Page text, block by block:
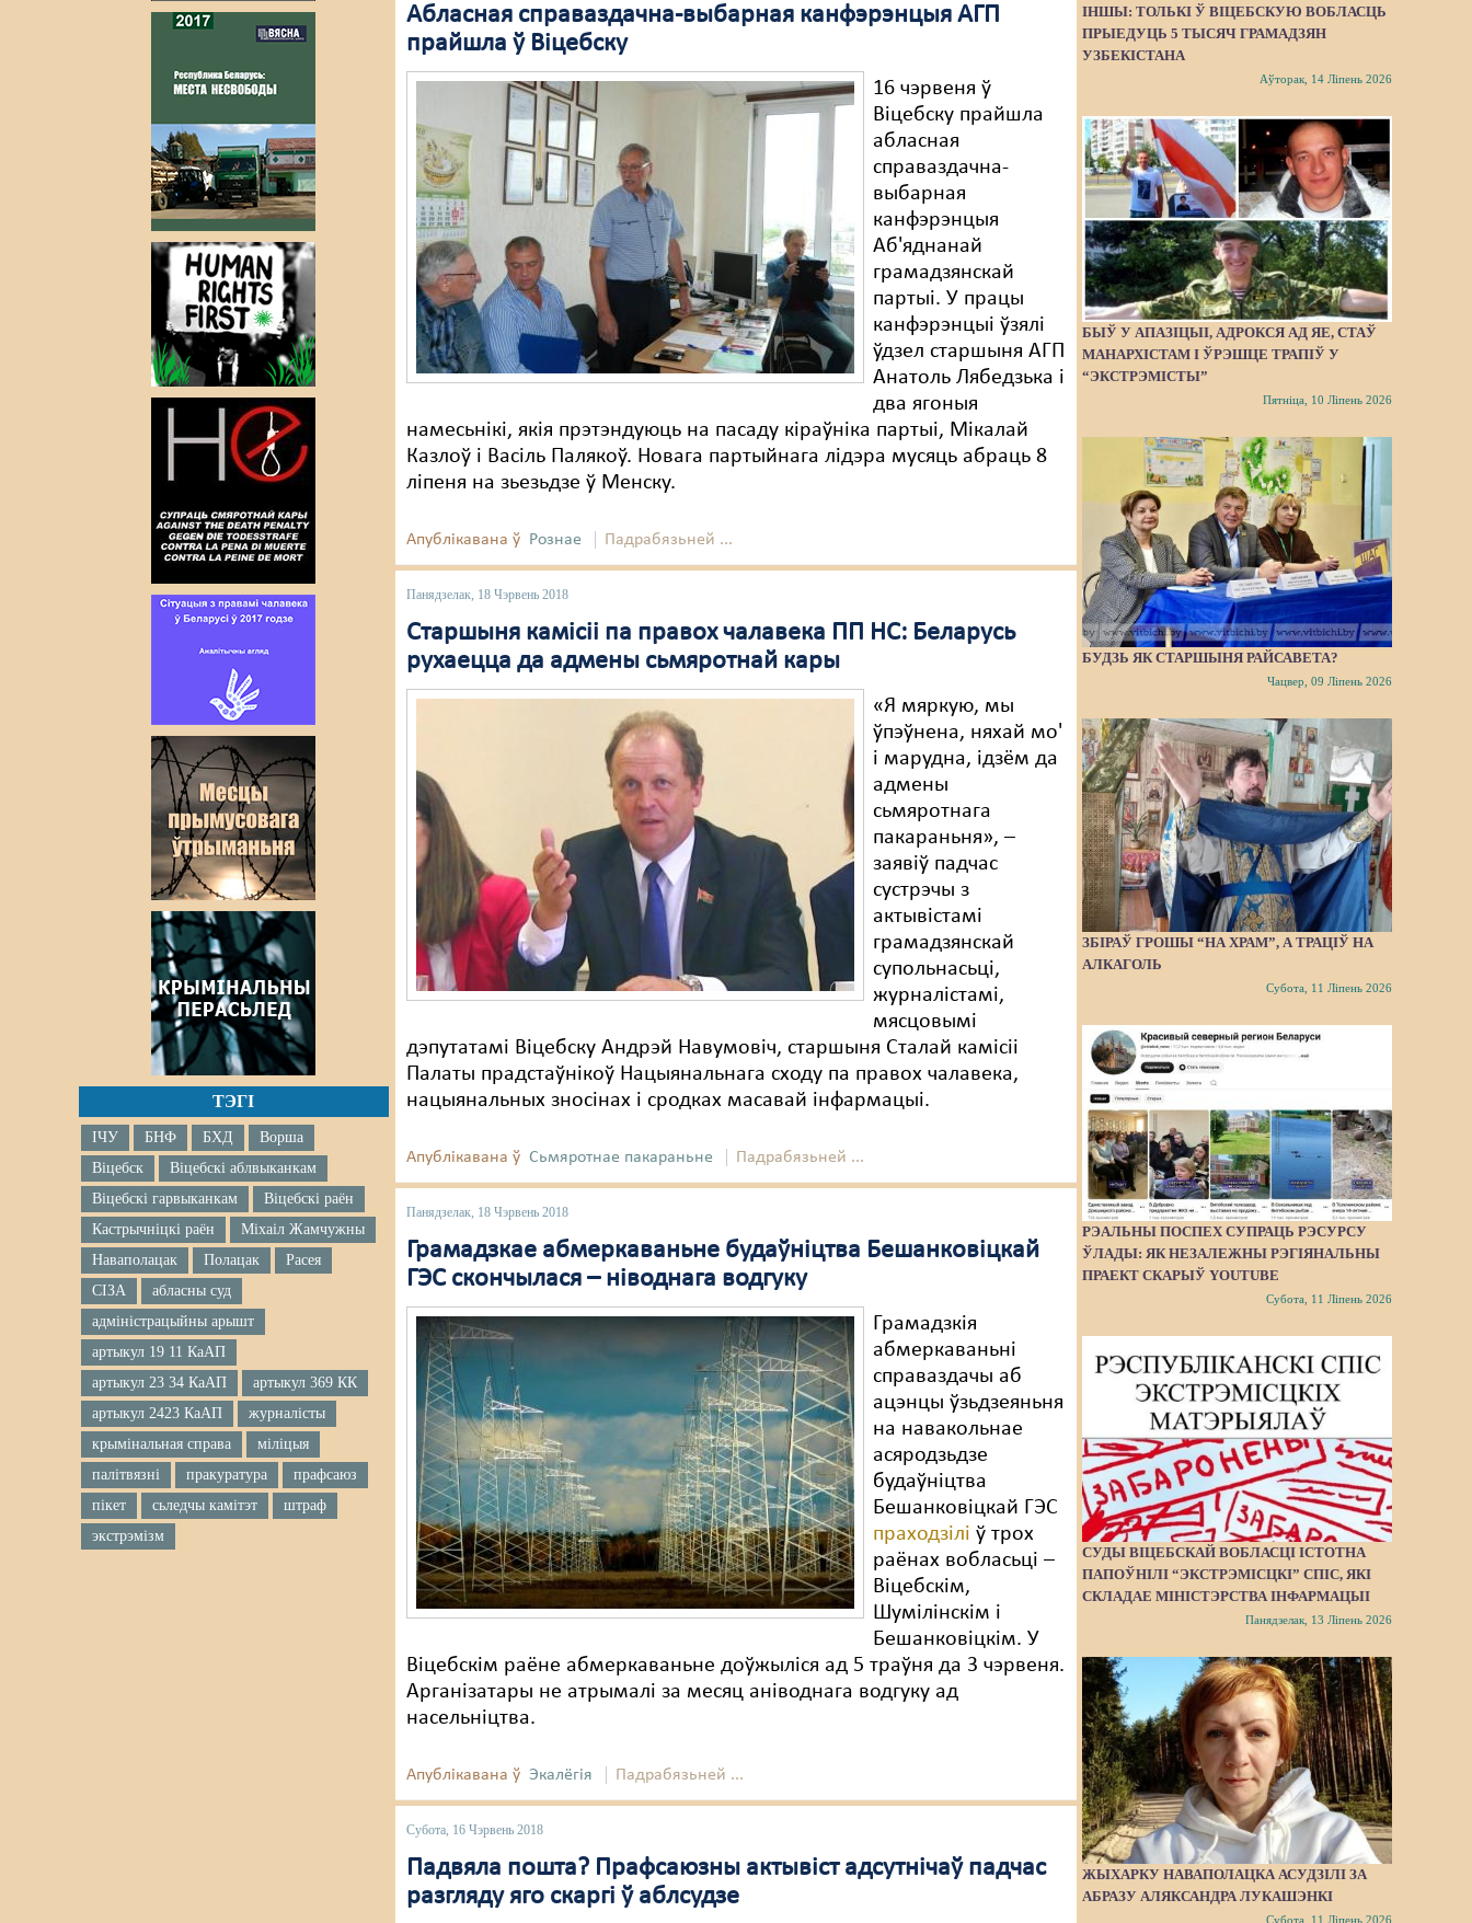
ТЭГІ
ІЧУ БНФ БХД
Ворша
Віцебск
Віцебскі аблвыканкам
Віцебскі гарвыканкам
Віцебскі раён
Кастрычніцкі раён
Міхаіл Жамчужны
Наваполацак
Полацак
Расея
СІЗА
абласны суд
адміністрацыйны арышт
артыкул 19 11 КаАП
артыкул 23 34 КаАП
артыкул 369 КК
артыкул 2423 КаАП
журналісты
крымінальная справа
міліцыя
палітвязні
пракуратура
прафсаюз
пікет
сьледчы камітэт
штраф
экстрэмізм
Абласная справаздачна-выбарная канфэрэнцыя АГП
прайшла ў Віцебску
16 чэрвеня ў
Віцебску прайшла
абласная
справаздачна-
выбарная
канфэрэнцыя
Аб'яднанай
грамадзянскай
партыі. У працы
канфэрэнцыі ўзялі
ўдзел старшыня АГП
Анатоль Лябедзька і
два ягоныя
намесьнікі, якія прэтэндуюць на пасаду кіраўніка партыі, Мікалай
Казлоў і Васіль Палякоў. Новага партыйнага лідэра мусяць абраць 8
ліпеня на зьезьдзе ў Менску.
Апублікавана ў Рознае Падрабязьней ...
Панядзелак, 18 Чэрвень 2018
Старшыня камісіі па правох чалавека ПП НС: Беларусь
рухаецца да адмены сьмяротнай кары
«Я мяркую, мы
ўпэўнена, няхай мо'
і марудна, ідзём да
адмены
сьмяротнага
пакараньня», –
заявіў падчас
сустрэчы з
актывістамі
грамадзянскай
супольнасьці,
журналістамі,
мясцовымі
дэпутатамі Віцебску Андрэй Навумовіч, старшыня Сталай камісіі
Палаты прадстаўнікоў Нацыянальнага сходу па правох чалавека,
нацыянальных зносінах і сродках масавай інфармацыі.
Апублікавана ў Сьмяротнае пакараньне Падрабязьней ...
Панядзелак, 18 Чэрвень 2018
Грамадзкае абмеркаваньне будаўніцтва Бешанковіцкай
ГЭС скончылася – ніводнага водгуку
Грамадзкія
абмеркаваньні
справаздачы аб
ацэнцы ўзьдзеяньня
на навакольнае
асяродзьдзе
будаўніцтва
Бешанковіцкай ГЭС
праходзілі ў трох
раёнах вобласьці –
Віцебскім,
Шумілінскім і
Бешанковіцкім. У
Віцебскім раёне абмеркаваньне доўжыліся ад 5 траўня да 3 чэрвеня.
Арганізатары не атрымалі за месяц аніводнага водгуку ад
насельніцтва.
Апублікавана ў Экалёгія Падрабязьней ...
Субота, 16 Чэрвень 2018
Падвяла пошта? Прафсаюзны актывіст адсутнічаў падчас
разгляду яго скаргі ў аблсудзе
ІНШЫ: ТОЛЬКІ Ў ВІЦЕБСКУЮ ВОБЛАСЦЬ
ПРЫЕДУЦЬ 5 ТЫСЯЧ ГРАМАДЗЯН
УЗБЕКІСТАНА
Аўторак, 14 Ліпень 2026
БЫЎ У АПАЗІЦЫІ, АДРОКСЯ АД ЯЕ, СТАЎ
МАНАРХІСТАМ І ЎРЭШЦЕ ТРАПІЎ У
“ЭКСТРЭМІСТЫ”
Пятніца, 10 Ліпень 2026
БУДЗЬ ЯК СТАРШЫНЯ РАЙСАВЕТА?
Чацвер, 09 Ліпень 2026
ЗБІРАЎ ГРОШЫ “НА ХРАМ”, А ТРАЦІЎ НА
АЛКАГОЛЬ
Субота, 11 Ліпень 2026
РЭАЛЬНЫ ПОСПЕХ СУПРАЦЬ РЭСУРСУ
ЎЛАДЫ: ЯК НЕЗАЛЕЖНЫ РЭГІЯНАЛЬНЫ
ПРАЕКТ СКАРЫЎ YOUTUBE
Субота, 11 Ліпень 2026
СУДЫ ВІЦЕБСКАЙ ВОБЛАСЦІ ІСТОТНА
ПАПОЎНІЛІ “ЭКСТРЭМІСЦКІ” СПІС, ЯКІ
СКЛАДАЕ МІНІСТЭРСТВА ІНФАРМАЦЫІ
Панядзелак, 13 Ліпень 2026
ЖЫХАРКУ НАВАПОЛАЦКА АСУДЗІЛІ ЗА
АБРАЗУ АЛЯКСАНДРА ЛУКАШЭНКІ
Субота, 11 Ліпень 2026